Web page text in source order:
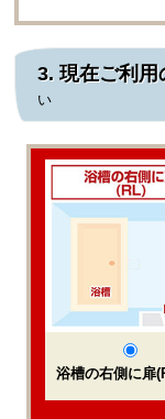
3. 現在ご利用
い
浴槽の右側に扉